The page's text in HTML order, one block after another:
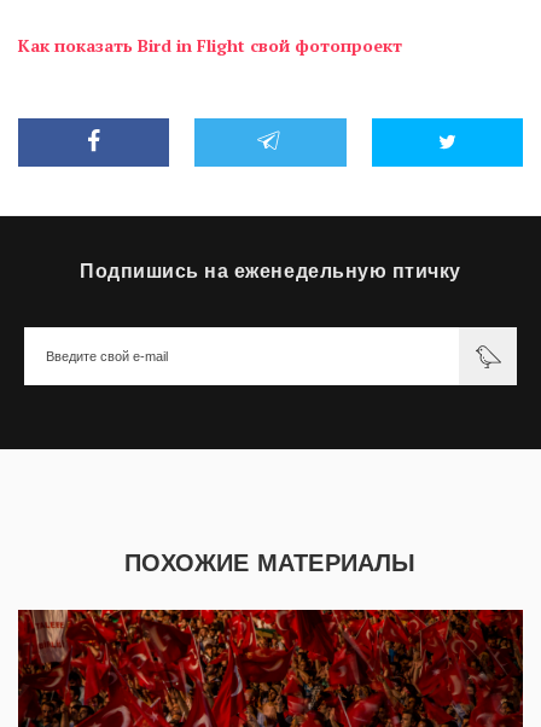
Как показать Bird in Flight свой фотопроект
Подпишись на еженедельную птичку
ПОХОЖИЕ МАТЕРИАЛЫ